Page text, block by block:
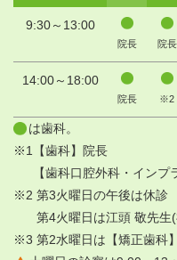
9:30～13:00
院長 院長
14:00～18:00
院長 ※2
は歯科。
※1【歯科】院長
【歯科口腔外科・インプ
※2 第3火曜日の午後は休診
第4火曜日は江頭 敬先生
※3 第2水曜日は【矯正歯科